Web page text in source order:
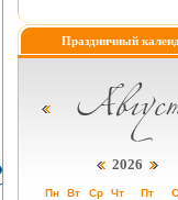
Праздничный
2026
Пн Вт Ср Чт Пт